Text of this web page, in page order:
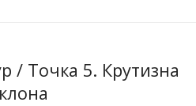
/ Точка 5. Крутизна